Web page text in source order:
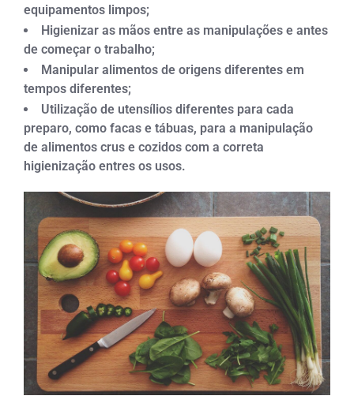
equipamentos limpos;
Higienizar as mãos entre as manipulações e antes
de começar o trabalho;
Manipular alimentos de origens diferentes em
tempos diferentes;
Utilização de utensílios diferentes para cada
preparo, como facas e tábuas, para a manipulação
de alimentos crus e cozidos com a correta
higienização entres os usos.